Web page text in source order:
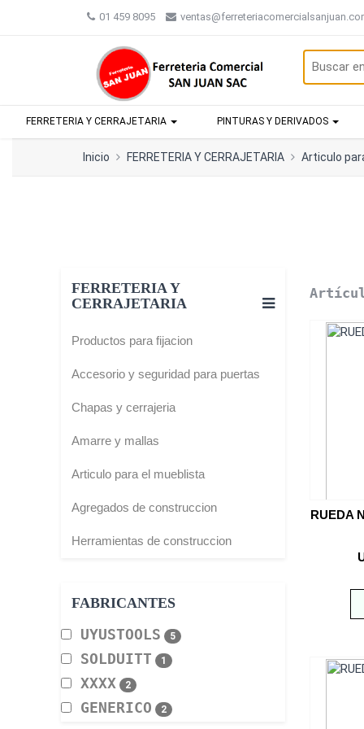
01 459 8095
FERRETERIA Y CERRAJETARIA PINTURAS Y DERIVADOS
Inicio FERRETERIA Y CERRAJETARIA Articulo
FERRETERIA Y
CERRAJETARIA
Productos para fijacion
Accesorio y seguridad para puertas
Chapas y cerrajeria
Amarre y mallas
Articulo para el mueblista
Agregados de construccion
Herramientas de construccion
FABRICANTES
UYUSTOOLS 5
SOLDUITT 1
XXXX 2
GENERICO 2
RUEDA